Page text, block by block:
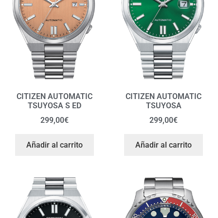
CITIZEN AUTOMATIC
TSUYOSA S ED
299,00€
Añadir al carrito
CITIZEN AUTOMATIC
TSUYOSA
299,00€
Añadir al carrito